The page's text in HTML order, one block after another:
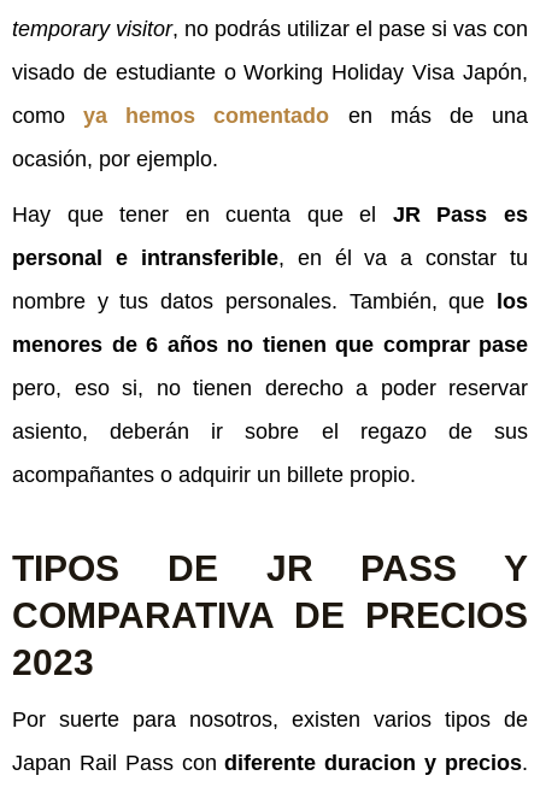
temporary visitor, no podrás utilizar el pase si vas con
visado de estudiante o Working Holiday Visa Japón,
comoya hemos comentado en más de una
ocasión, por ejemplo.
Hay que tener en cuenta que el JR Pass es
personal e intransferible, en él va a constar tu
nombre y tus datos personales. También, que
los
menores de 6 años no tienen que comprar pase
pero, eso si, no tienen derecho a poder reservar
asiento, deberán ir sobre el regazo de sus
acompañantes o adquirir un billete propio.
TIPOS DE JR PASS Y
COMPARATIVA DE PRECIOS
2023
Por suerte para nosotros, existen varios tipos de
Japan Rail Pass condiferente duracion y precios.